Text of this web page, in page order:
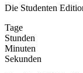
Die Studenten
Tage
Stunden
Minuten
Sekunden